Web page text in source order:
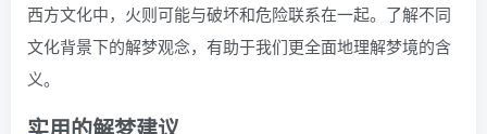
西方文化中，火则可能与破坏和危险联系在一起。了解不同
文化背景下的解梦观念，有助于我们更全面地理解梦境的含
义。